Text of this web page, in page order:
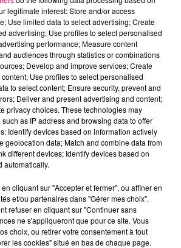
qui est gratuite et ouverte à
par un vin d'honneur. La fête du
vous le lendemain, samedi 9
à 16h au stade Sayer. L'occasion de
pas, de nouvelles disciplines ! La
sera célébrée à partir de 18h30
prix et un cocktail de fin de
legitimate interest: Store and/or access
Use limited data to select advertising; Create
advertising; Use profiles to select personalised
performance; Measure content
audiences through statistics or combinations
Develop and improve services; Create
Use profiles to select personalised
to select content; Ensure security, prevent and
Deliver and present advertising and content;
privacy choices. These technologies may
as IP address and browsing data to offer
Identify devices based on information actively
geolocation data; Match and combine data from
different devices; Identify devices based on
automatically.
cliquant sur "Accepter et fermer", ou affiner en
et/ou partenaires dans "Gérer mes choix".
refuser en cliquant sur "Continuer sans
ne s'appliqueront que pour ce site. Vous
choix, ou retirer votre consentement à tout
les cookies" situé en bas de chaque page.